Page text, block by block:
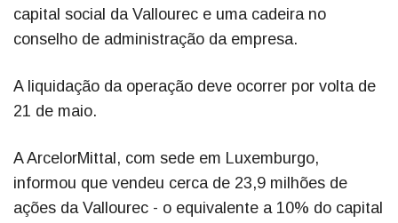
capital social da Vallourec e uma cadeira no
conselho de administração da empresa.
A liquidação da operação deve ocorrer por volta de
21 de maio.
A ArcelorMittal, com sede em Luxemburgo,
informou que vendeu cerca de 23,9 milhões de
ações da Vallourec - o equivalente a 10% do capital